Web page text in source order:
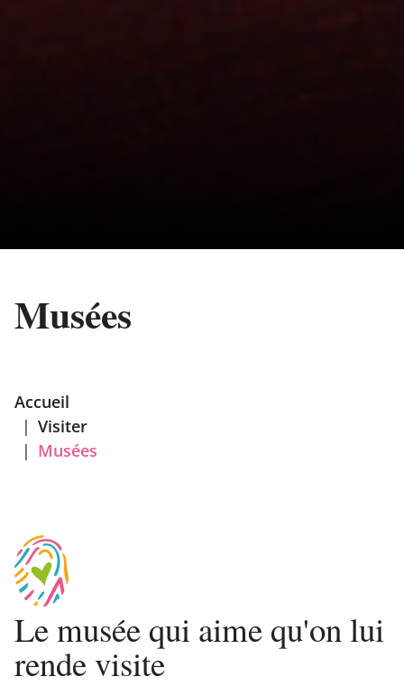
Accueil
| Visiter
| Musées
Musées
Le musée qui aime qu'on lui
rende visite